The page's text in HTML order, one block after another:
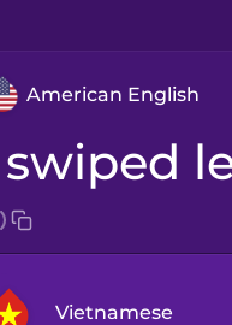
American English
I swiped
Vietnamese